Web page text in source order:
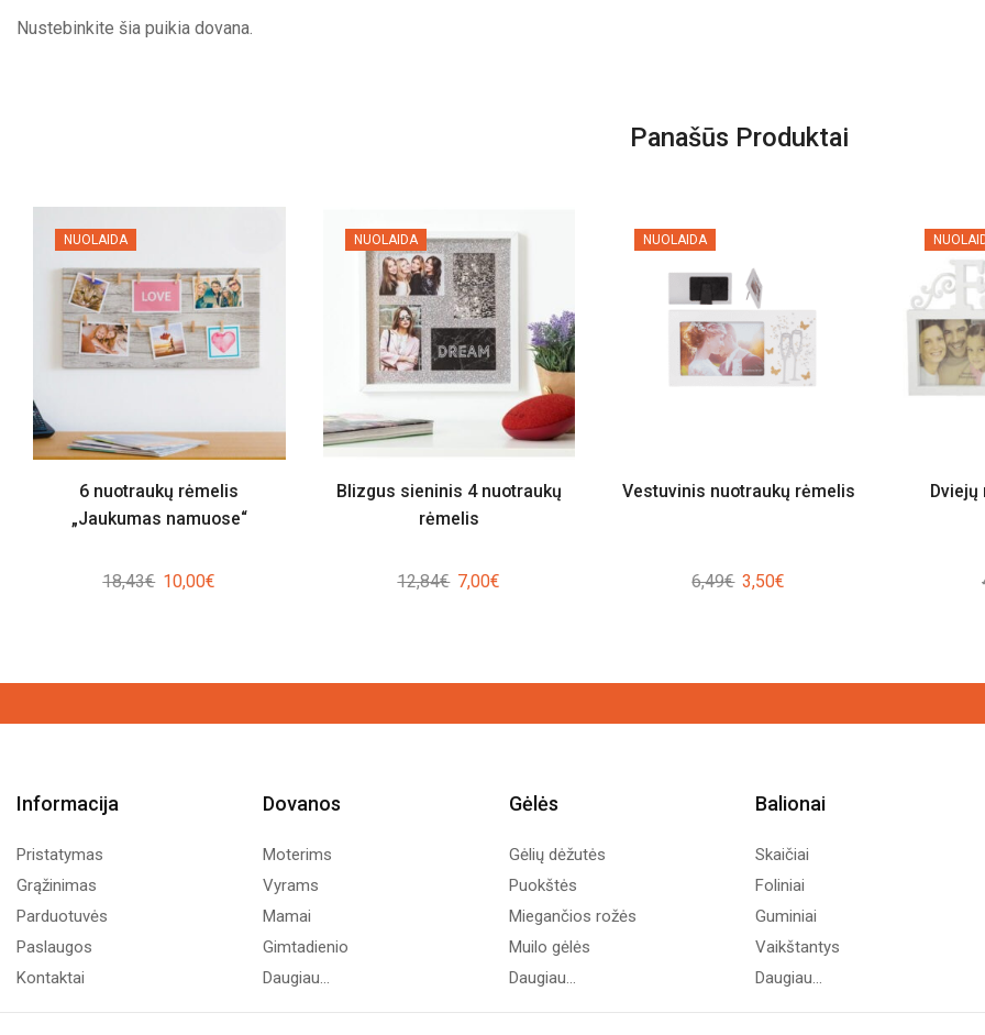
Nustebinkite šia puikia dovana.
Panašūs Produktai
NUOLAIDA
6 nuotraukų rėmelis
„Jaukumas namuose“
18,43€ Original
10,00€
NUOLAIDA
Blizgus sieninis 4 nuotraukų
rėmelis
12,84€ Original
7,00€
NUOLAIDA
Vestuvinis nuotraukų rėmelis
6,49€ Original
3,50€
Dviejų
Informacija
Pristatymas
Grąžinimas
Parduotuvės
Paslaugos
Kontaktai
Dovanos
Moterims
Vyrams
Mamai
Gimtadienio
Daugiau...
Gėlės
Gėlių dėžutės
Puokštės
Miegančios rožės
Muilo gėlės
Daugiau...
Balionai
Skaičiai
Foliniai
Guminiai
Vaikštantys
Daugiau...